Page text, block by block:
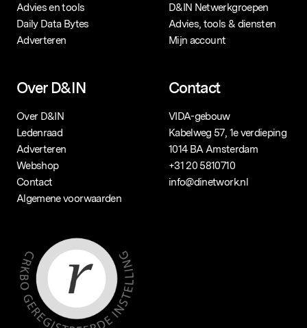
Advies en tools
Daily Data Bytes
Adverteren
D&IN Netwerkgroepen
Advies, tools & diensten
Mijn account
Over D&IN
Over D&IN
Ledenraad
Adverteren
Webshop
Contact
Algemene voorwaarden
Contact
VIDA-gebouw
Kabelweg 57, 1e verdieping
1014 BA Amsterdam
+31 20 5810710
info@dinetwork.nl